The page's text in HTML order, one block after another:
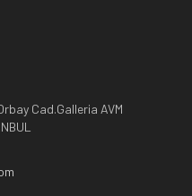
Cad.Galleria AVM